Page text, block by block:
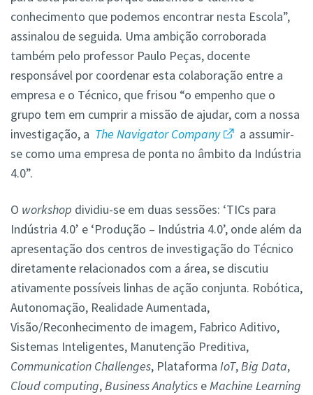
conhecimento que podemos encontrar nesta Escola”,
assinalou de seguida. Uma ambição corroborada
também pelo professor Paulo Peças, docente
responsável por coordenar esta colaboração entre a
empresa e o Técnico, que frisou “o empenho que o
grupo tem em cumprir a missão de ajudar, com a nossa
investigação, a The Navigator Company
a assumir-
se como uma empresa de ponta no âmbito da Indústria
4.0”.
O workshop dividiu-se em duas sessões: ‘TICs para
Indústria 4.0’ e ‘Produção – Indústria 4.0’, onde além da
apresentação dos centros de investigação do Técnico
diretamente relacionados com a área, se discutiu
ativamente possíveis linhas de ação conjunta. Robótica,
Autonomação, Realidade Aumentada,
Visão/Reconhecimento de imagem, Fabrico Aditivo,
Sistemas Inteligentes, Manutenção Preditiva,
Communication Challenges, Plataforma IoT,Big Data,
Cloud computing,Business Analytics eMachine Learning